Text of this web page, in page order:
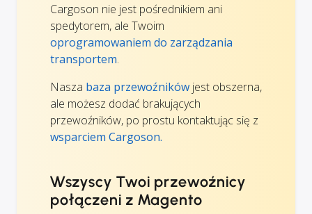
Cargoson nie jest pośrednikiem ani
spedytorem, ale Twoim
oprogramowaniem do zarządzania
transportem.
Nasza baza przewoźników jest obszerna,
ale możesz dodać brakujących
przewoźników, po prostu kontaktując się z
wsparciem Cargoson.
Wszyscy Twoi przewoźnicy
połączeni z Magento